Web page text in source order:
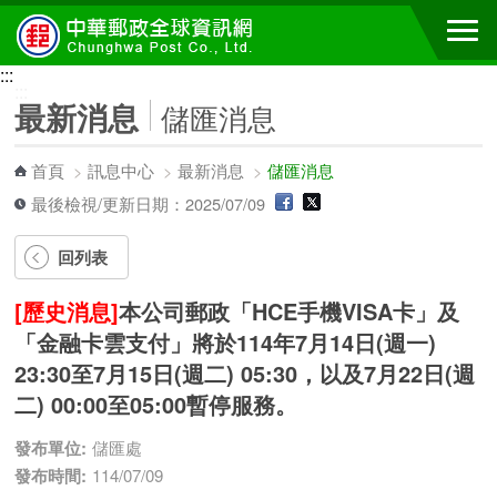
跳到主要內容區塊
:::
最新消息 儲匯消息
首頁 >訊息中心 >最新消息 >儲匯消息
最後檢視/更新日期：2025/07/09
回列表
[歷史消息]本公司郵政「HCE手機VISA卡」及
「金融卡雲支付」將於114年7月14日(週一)
23:30至7月15日(週二) 05:30，以及7月22日(週
二) 00:00至05:00暫停服務。
發布單位: 儲匯處
發布時間: 114/07/09